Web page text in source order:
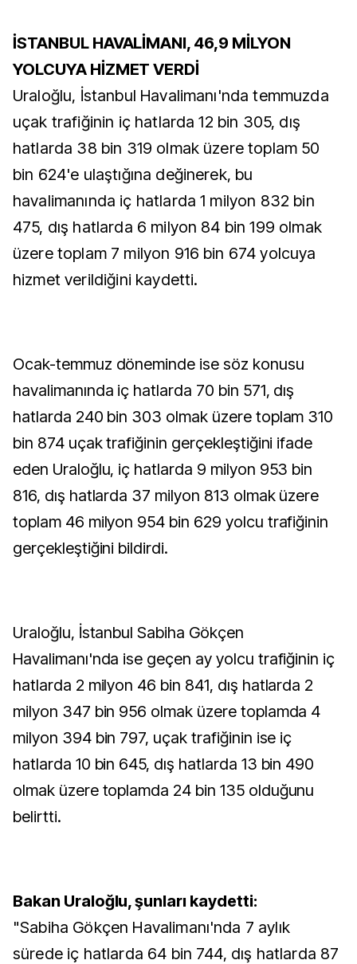
İSTANBUL HAVALİMANI, 46,9 MİLYON
YOLCUYA HİZMET VERDİ
Uraloğlu, İstanbul Havalimanı'nda temmuzda
uçak trafiğinin iç hatlarda 12 bin 305, dış
hatlarda 38 bin 319 olmak üzere toplam 50
bin 624'e ulaştığına değinerek, bu
havalimanında iç hatlarda 1 milyon 832 bin
475, dış hatlarda 6 milyon 84 bin 199 olmak
üzere toplam 7 milyon 916 bin 674 yolcuya
hizmet verildiğini kaydetti.
Ocak-temmuz döneminde ise söz konusu
havalimanında iç hatlarda 70 bin 571, dış
hatlarda 240 bin 303 olmak üzere toplam 310
bin 874 uçak trafiğinin gerçekleştiğini ifade
eden Uraloğlu, iç hatlarda 9 milyon 953 bin
816, dış hatlarda 37 milyon 813 olmak üzere
toplam 46 milyon 954 bin 629 yolcu trafiğinin
gerçekleştiğini bildirdi.
Uraloğlu, İstanbul Sabiha Gökçen
Havalimanı'nda ise geçen ay yolcu trafiğinin iç
hatlarda 2 milyon 46 bin 841, dış hatlarda 2
milyon 347 bin 956 olmak üzere toplamda 4
milyon 394 bin 797, uçak trafiğinin ise iç
hatlarda 10 bin 645, dış hatlarda 13 bin 490
olmak üzere toplamda 24 bin 135 olduğunu
belirtti.
Bakan Uraloğlu, şunları kaydetti:
"Sabiha Gökçen Havalimanı'nda 7 aylık
sürede iç hatlarda 64 bin 744, dış hatlarda 87